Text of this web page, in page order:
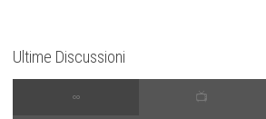
Ultime Discussioni
∞ 📺